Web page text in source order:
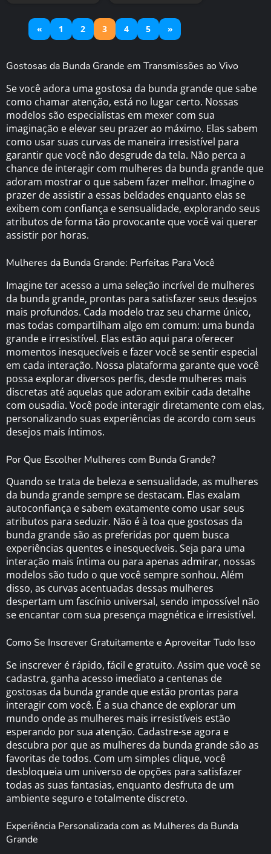
« 1 2 3 4 5 »
Gostosas da Bunda Grande em Transmissões ao Vivo
Se você adora uma gostosa da bunda grande que sabe
como chamar atenção, está no lugar certo. Nossas
modelos são especialistas em mexer com sua
imaginação e elevar seu prazer ao máximo. Elas sabem
como usar suas curvas de maneira irresistível para
garantir que você não desgrude da tela. Não perca a
chance de interagir com mulheres da bunda grande que
adoram mostrar o que sabem fazer melhor. Imagine o
prazer de assistir a essas beldades enquanto elas se
exibem com confiança e sensualidade, explorando seus
atributos de forma tão provocante que você vai querer
assistir por horas.
Mulheres da Bunda Grande: Perfeitas Para Você
Imagine ter acesso a uma seleção incrível de mulheres
da bunda grande, prontas para satisfazer seus desejos
mais profundos. Cada modelo traz seu charme único,
mas todas compartilham algo em comum: uma bunda
grande e irresistível. Elas estão aqui para oferecer
momentos inesquecíveis e fazer você se sentir especial
em cada interação. Nossa plataforma garante que você
possa explorar diversos perfis, desde mulheres mais
discretas até aquelas que adoram exibir cada detalhe
com ousadia. Você pode interagir diretamente com elas,
personalizando suas experiências de acordo com seus
desejos mais íntimos.
Por Que Escolher Mulheres com Bunda Grande?
Quando se trata de beleza e sensualidade, as mulheres
da bunda grande sempre se destacam. Elas exalam
autoconfiança e sabem exatamente como usar seus
atributos para seduzir. Não é à toa que gostosas da
bunda grande são as preferidas por quem busca
experiências quentes e inesquecíveis. Seja para uma
interação mais íntima ou para apenas admirar, nossas
modelos são tudo o que você sempre sonhou. Além
disso, as curvas acentuadas dessas mulheres
despertam um fascínio universal, sendo impossível não
se encantar com sua presença magnética e irresistível.
Como Se Inscrever Gratuitamente e Aproveitar Tudo Isso
Se inscrever é rápido, fácil e gratuito. Assim que você se
cadastra, ganha acesso imediato a centenas de
gostosas da bunda grande que estão prontas para
interagir com você. É a sua chance de explorar um
mundo onde as mulheres mais irresistíveis estão
esperando por sua atenção. Cadastre-se agora e
descubra por que as mulheres da bunda grande são as
favoritas de todos. Com um simples clique, você
desbloqueia um universo de opções para satisfazer
todas as suas fantasias, enquanto desfruta de um
ambiente seguro e totalmente discreto.
Experiência Personalizada com as Mulheres da Bunda
Grande